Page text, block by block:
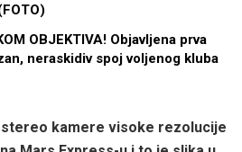
OBJEKTIVA! Objavljena prva
neraskidiv spoj voljenog kluba
kamere visoke rezolucije